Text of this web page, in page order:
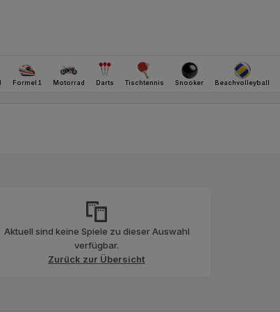
Aktuell sind keine Spiele zu dieser Auswahl
verfügbar.
Zurück zur Übersicht